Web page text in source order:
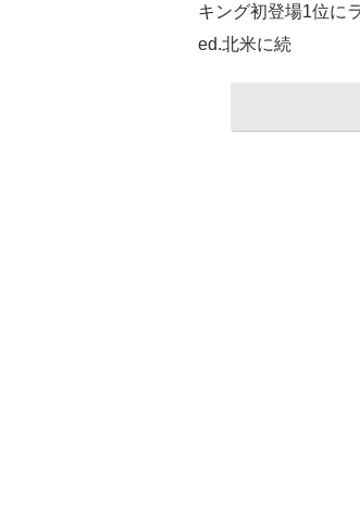
キング初登場1位に
ed.北米に続